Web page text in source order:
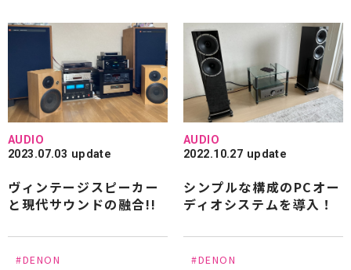
AUDIO
2023.07.03 update
ヴィンテージスピーカー
と現代サウンドの融合!!
#DENON
AUDIO
2022.10.27 update
シンプルな構成のPCオー
ディオシステムを導入！
#DENON